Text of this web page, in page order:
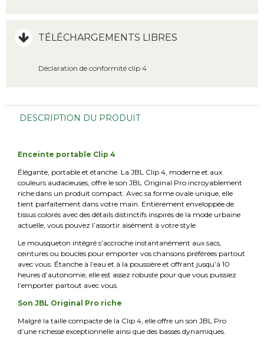
TÉLÉCHARGEMENTS LIBRES
Déclaration de conformité clip 4
DESCRIPTION DU PRODUIT
Enceinte portable Clip 4
Élégante, portable et étanche. La JBL Clip 4, moderne et aux
couleurs audacieuses, offre le son JBL Original Pro incroyablement
riche dans un produit compact. Avec sa forme ovale unique, elle
tient parfaitement dans votre main. Entièrement enveloppée de
tissus colorés avec des détails distinctifs inspirés de la mode urbaine
actuelle, vous pouvez l’assortir aisément à votre style.
Le mousqueton intégré s’accroche instantanément aux sacs,
ceintures ou boucles pour emporter vos chansons préférées partout
avec vous. Étanche à l’eau et à la poussière et offrant jusqu’à 10
heures d’autonomie, elle est assez robuste pour que vous puissiez
l’emporter partout avec vous.
Son JBL Original Pro riche
Malgré la taille compacte de la Clip 4, elle offre un son JBL Pro
d’une richesse exceptionnelle ainsi que des basses dynamiques.